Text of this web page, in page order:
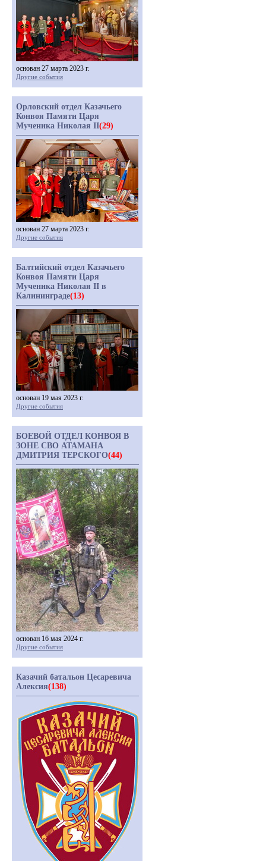
основан 27 марта 2023 г.
Другие события
Орловский отдел Казачьего
Конвоя Памяти Царя
Мученика Николая II(29)
основан 27 марта 2023 г.
Другие события
Балтийский отдел Казачьего
Конвоя Памяти Царя
Мученика Николая II в
Калининграде(13)
основан 19 мая 2023 г.
Другие события
БОЕВОЙ ОТДЕЛ КОНВОЯ В
ЗОНЕ СВО АТАМАНА
ДМИТРИЯ ТЕРСКОГО(44)
основан 16 мая 2024 г.
Другие события
Казачий батальон Цесаревича
Алексия(138)